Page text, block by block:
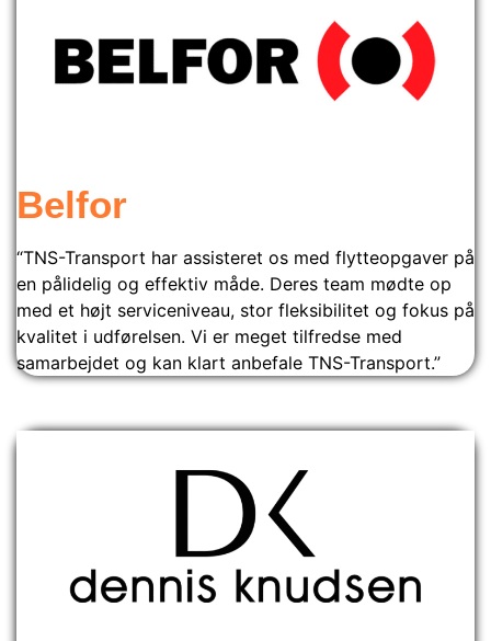
Belfor
“TNS-Transport har assisteret os med flytteopgaver på
en pålidelig og effektiv måde. Deres team mødte op
med et højt serviceniveau, stor fleksibilitet og fokus på
kvalitet i udførelsen. Vi er meget tilfredse med
samarbejdet og kan klart anbefale TNS-Transport.”